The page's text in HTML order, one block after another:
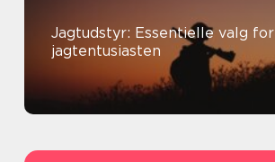
Jagtudstyr: Essentielle valg for
jagtentusiasten